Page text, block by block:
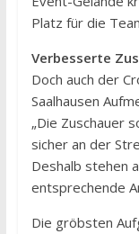
Platz für die
Verbesserte
Doch auch der
Saalhausen
„Die Zuschauer
sicher an der
Deshalb stehen
entsprechende
Die gröbsten